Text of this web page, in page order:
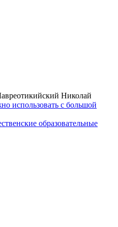
Николай
использовать с большой
образовательные